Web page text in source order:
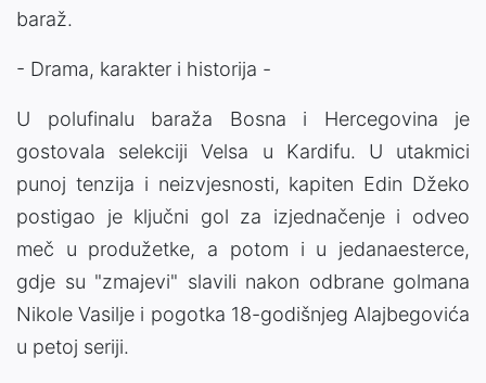
baraž.
- Drama, karakter i historija -
U polufinalu baraža Bosna i Hercegovina je
gostovala selekciji Velsa u Kardifu. U utakmici
punoj tenzija i neizvjesnosti, kapiten Edin Džeko
postigao je ključni gol za izjednačenje i odveo
meč u produžetke, a potom i u jedanaesterce,
gdje su "zmajevi" slavili nakon odbrane golmana
Nikole Vasilje i pogotka 18-godišnjeg Alajbegovića
u petoj seriji.